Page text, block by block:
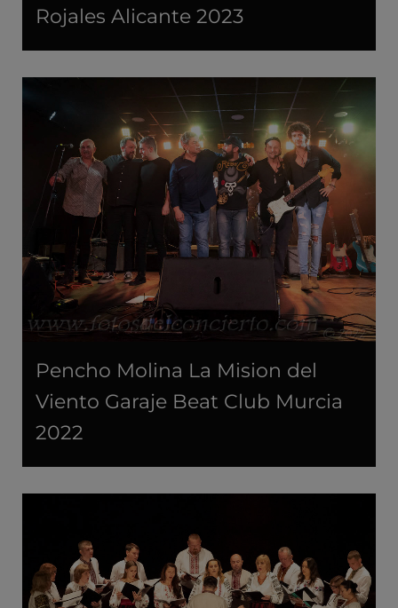
Rojales Alicante 2023
Pencho Molina La Mision del
Viento Garaje Beat Club Murcia
2022